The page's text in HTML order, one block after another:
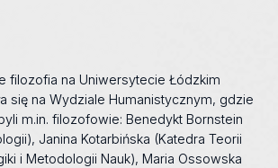
filozofia na Uniwersytecie Łódzkim
się na Wydziale Humanistycznym, gdzie
m.in. filozofowie: Benedykt Bornstein
Janina Kotarbińska (Katedra Teorii
i Metodologii Nauk), Maria Ossowska